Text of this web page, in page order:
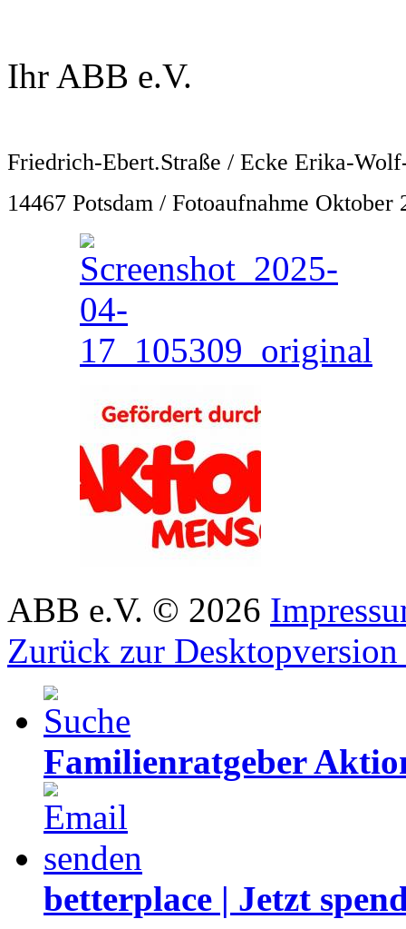
Ihr ABB e.V.
Friedrich-Ebert.Straße / Ecke Erika-
14467 Potsdam / Fotoaufnahme Oktober
ABB e.V. © 2026
Zurück zur Desktopversion
Familienratgeber
betterplace | Jetzt